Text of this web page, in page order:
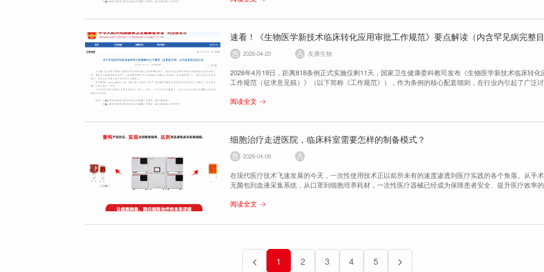
速看！《生物医学新技术临床转化应用审批工作规范》要点解读（内含罕见病完整目
2026-04-20 友康生物
2026年4月19日，距离818条例正式实施仅剩11天，国家卫生健康委科教司发布《生物医学新技术临床转化
工作规范（征求意见稿）》（以下简称《工作规范》），作为条例的核心配套细则，在行业内引起了广泛讨
阅读全文
细胞治疗走进医院，临床科室需要怎样的制备模式？
2026-04-09
在现代医疗技术飞速发展的今天，一次性使用技术正以前所未有的速度渗透到医疗实践的各个角落。从手
无菌包到血液采集系统，从口罩到细胞培养耗材，一次性医疗器械已经成为保障患者安全、提升医疗效率的
阅读全文
1 2 3 4 5